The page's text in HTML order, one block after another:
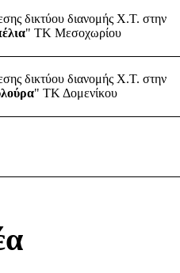
δικτύου διανομής Χ.Τ. στην
" ΤΚ Μεσοχωρίου
δικτύου διανομής Χ.Τ. στην
" ΤΚ Δομενίκου